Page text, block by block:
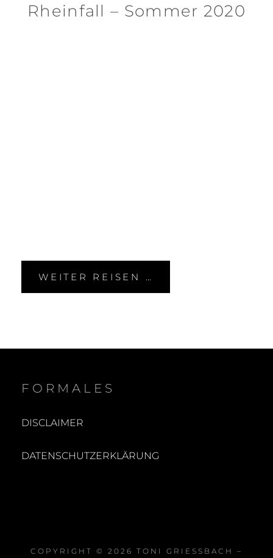
Rheinfall – Sommer 2020
WEITER REISEN …
FORMALES
DISCLAIMER
DATENSCHUTZERKLÄRUNG
COPYRIGHT © 2026 TONI GRIESSBACH – F